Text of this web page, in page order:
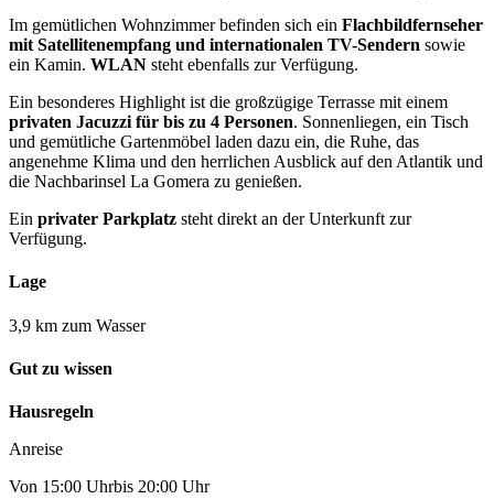
Im gemütlichen Wohnzimmer befinden sich ein Flachbildfernseher
mit Satellitenempfang und internationalen TV-Sendern sowie
ein Kamin. WLAN steht ebenfalls zur Verfügung.
Ein besonderes Highlight ist die großzügige Terrasse mit einem
privaten Jacuzzi für bis zu 4 Personen. Sonnenliegen, ein Tisch
und gemütliche Gartenmöbel laden dazu ein, die Ruhe, das
angenehme Klima und den herrlichen Ausblick auf den Atlantik und
die Nachbarinsel La Gomera zu genießen.
Ein privater Parkplatz steht direkt an der Unterkunft zur
Verfügung.
Lage
3,9 km zum Wasser
Gut zu wissen
Hausregeln
Anreise
Von 15:00 Uhrbis 20:00 Uhr